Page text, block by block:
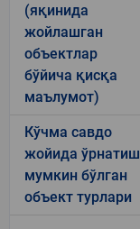
(яқинида
жойлашган
объектлар
бўйича қисқа
маълумот)
Кўчма савдо
жойида ўрнатиш
мумкин бўлган
объект турлари